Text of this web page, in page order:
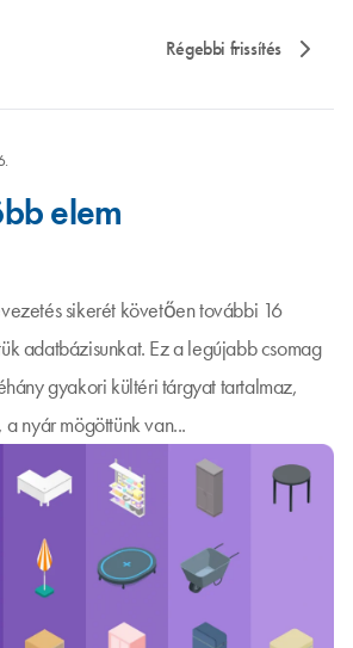
Régebbi frissítés
elem
sikerét követően további 16
adatbázisunkat. Ez a legújabb csomag
gyakori kültéri tárgyat tartalmaz,
nyár mögöttünk van...